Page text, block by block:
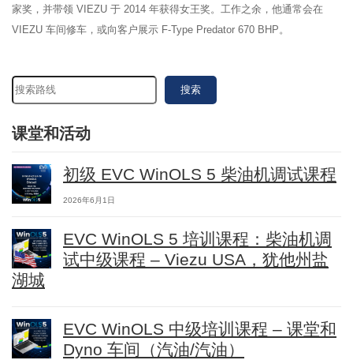
家奖，并带领 VIEZU 于 2014 年获得女王奖。工作之余，他通常会在
VIEZU 车间修车，或向客户展示 F-Type Predator 670 BHP。
搜索
课堂和活动
初级 EVC WinOLS 5 柴油机调试课程
2026年6月1日
EVC WinOLS 5 培训课程：柴油机调
试中级课程 – Viezu USA，犹他州盐
湖城
EVC WinOLS 中级培训课程 – 课堂和
Dyno 车间（汽油/汽油）